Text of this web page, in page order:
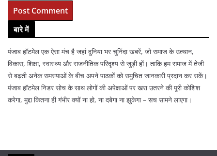
बारे में
पंजाब हॉटमेल एक ऐसा मंच है जहां दुनिया भर चुनिंदा खबरें, जो समाज के उत्थान,
विकास, शिक्षा, स्वास्थ्य और राजनीतिक परिदृश्य से जुड़ी हों। ताकि हम समाज में तेजी
से बढ़ती अनेक समस्याओं के बीच अपने पाठकों को समुचित जानकारी प्रदान कर सकें।
पंजाब हॉटमेल निडर सोच के साथ लोगों की अपेक्षाओं पर खरा उतरने की पूरी कोशिश
करेगा, मुद्दा कितना ही गंभीर क्यों ना हो, ना दबेगा ना झुकेगा – सच सामने लाएगा।